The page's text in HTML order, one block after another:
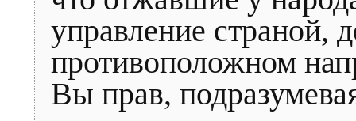
управление страной,
противоположном
Вы прав,